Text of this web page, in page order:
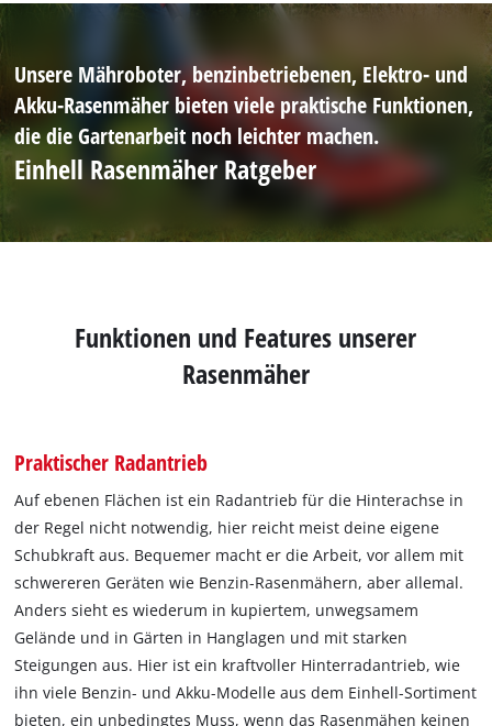
Unsere Mähroboter, benzinbetriebenen, Elektro- und
Akku-Rasenmäher bieten viele praktische Funktionen,
die die Gartenarbeit noch leichter machen.
Einhell Rasenmäher Ratgeber
Funktionen und Features unserer
Rasenmäher
Praktischer Radantrieb
Auf ebenen Flächen ist ein Radantrieb für die Hinterachse in
der Regel nicht notwendig, hier reicht meist deine eigene
Schubkraft aus. Bequemer macht er die Arbeit, vor allem mit
schwereren Geräten wie Benzin-Rasenmähern, aber allemal.
Anders sieht es wiederum in kupiertem, unwegsamem
Gelände und in Gärten in Hanglagen und mit starken
Steigungen aus. Hier ist ein kraftvoller Hinterradantrieb, wie
ihn viele Benzin- und Akku-Modelle aus dem Einhell-Sortiment
bieten, ein unbedingtes Muss, wenn das Rasenmähen keinen